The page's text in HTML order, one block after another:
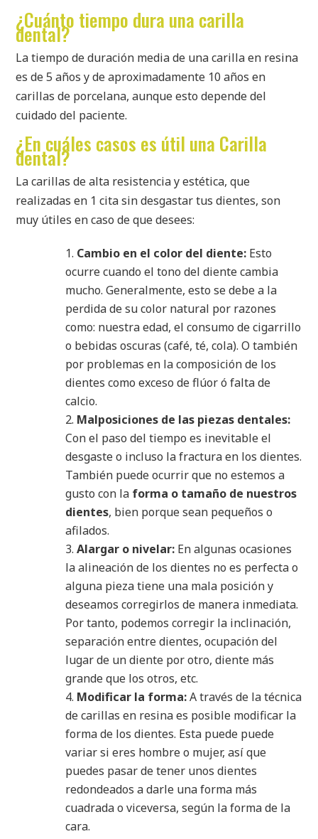
¿Cuánto tiempo dura una carilla
dental?
La tiempo de duración media de una carilla en resina
es de 5 años y de aproximadamente 10 años en
carillas de porcelana, aunque esto depende del
cuidado del paciente.
¿En cuáles casos es útil una Carilla
dental?
La carillas de alta resistencia y estética, que
realizadas en 1 cita sin desgastar tus dientes, son
muy útiles en caso de que desees:
Cambio en el color del diente: Esto
ocurre cuando el tono del diente cambia
mucho. Generalmente, esto se debe a la
perdida de su color natural por razones
como: nuestra edad, el consumo de cigarrillo
o bebidas oscuras (café, té, cola). O también
por problemas en la composición de los
dientes como exceso de flúor ó falta de
calcio.
Malposiciones de las piezas dentales:
Con el paso del tiempo es inevitable el
desgaste o incluso la fractura en los dientes.
También puede ocurrir que no estemos a
gusto con la forma o tamaño de nuestros
dientes, bien porque sean pequeños o
afilados.
Alargar o nivelar: En algunas ocasiones
la alineación de los dientes no es perfecta o
alguna pieza tiene una mala posición y
deseamos corregirlos de manera inmediata.
Por tanto, podemos corregir la inclinación,
separación entre dientes, ocupación del
lugar de un diente por otro, diente más
grande que los otros, etc.
Modificar la forma:A través de la técnica
de carillas en resina es posible modificar la
forma de los dientes. Esta puede puede
variar si eres hombre o mujer, así que
puedes pasar de tener unos dientes
redondeados a darle una forma más
cuadrada o viceversa, según la forma de la
cara.